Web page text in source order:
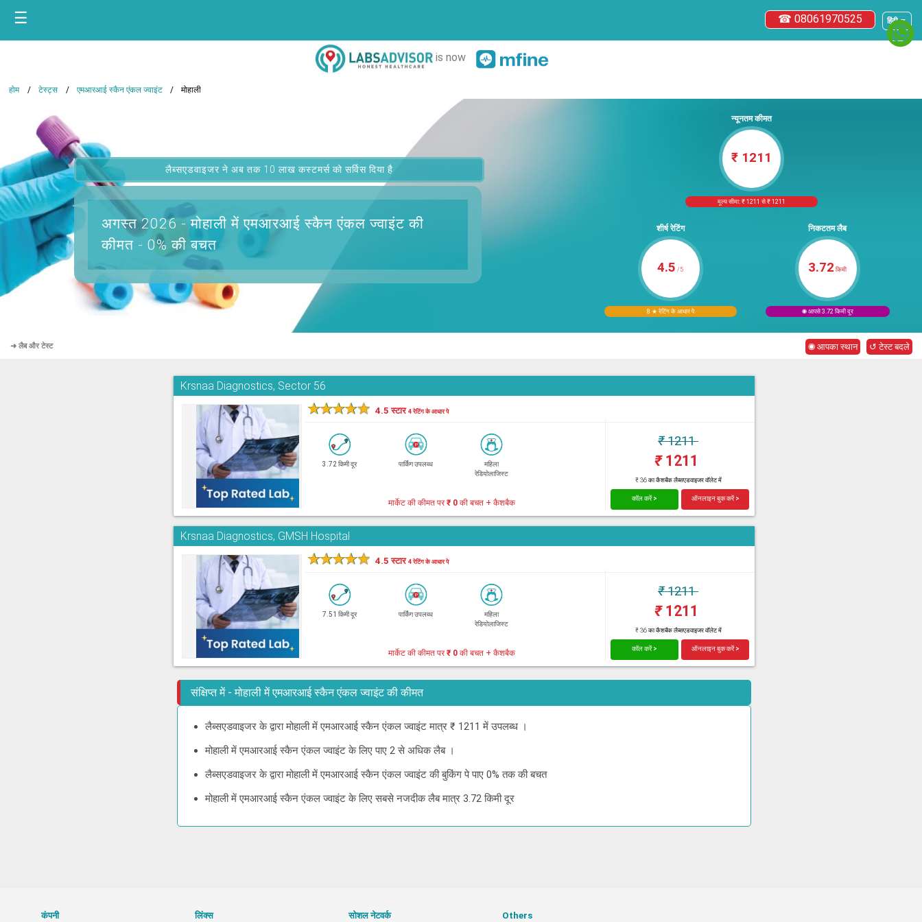
हिंदी ▼
☎ 08061970525
☰
is now
होम टेस्ट्स एमआरआई स्कैन एंकल ज्वाइंट मोहाली
लैब्सएडवाइजर ने अब तक 10 लाख कस्टमर्स को सर्विस दिया है
अगस्त 2026 -मोहाली में एमआरआई स्कैन एंकल ज्वाइंटकी
कीमत - 0% की बचत
न्यूनतम कीमत
₹ 1211
मूल्य सीमा: ₹ 1211 से ₹ 1211
शीर्ष रेटिंग
4.5 /5
8 ★ रेटिंग के आधार पे
निकटतम लैब
3.72 किमी
◉ आपसे 3.72 किमी दूर
➜ लैब और टेस्ट ◉ आपका स्थान ↺ टेस्ट बदले
Krsnaa Diagnostics, Sector 56
★★★★★ 4.5 स्टार4 रेटिंग के आधार पे
3.72 किमी दूर पार्किंग उपलब्ध
महिला
रेडियोलाजिस्ट
₹1211
₹1211
₹ 36 का कैशबैक लैब्सएडवाइजर वॉलेट में
मार्केट की कीमत पर₹ 0 की बचत + कैशबैक कॉल करें > ऑनलाइन बुक करें >
Krsnaa Diagnostics, GMSH Hospital
★★★★★ 4.5 स्टार4 रेटिंग के आधार पे
7.51 किमी दूर पार्किंग उपलब्ध
महिला
रेडियोलाजिस्ट
₹1211
₹1211
₹ 36 का कैशबैक लैब्सएडवाइजर वॉलेट में
मार्केट की कीमत पर₹ 0 की बचत + कैशबैक कॉल करें > ऑनलाइन बुक करें >
संक्षिप्त में - मोहाली में एमआरआई स्कैन एंकल ज्वाइंट की कीमत
लैब्सएडवाइजर के द्वारा मोहाली में एमआरआई स्कैन एंकल ज्वाइंट मात्र ₹ 1211 में उपलब्ध ।
मोहाली में एमआरआई स्कैन एंकल ज्वाइंट के लिए पाए 2 से अधिक लैब ।
लैब्सएडवाइजर के द्वारा मोहाली में एमआरआई स्कैन एंकल ज्वाइंट की बुकिंग पे पाए 0% तक की बचत
मोहाली में एमआरआई स्कैन एंकल ज्वाइंट के लिए सबसे नजदीक लैब मात्र 3.72 किमी दूर
कंपनी लिंक्स सोशल नेटवर्क Others